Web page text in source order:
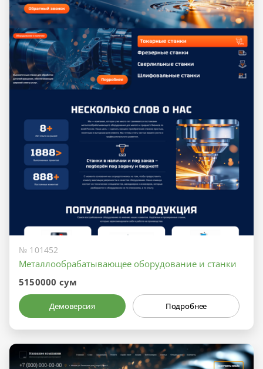
№ 101452
Металлообрабатывающее оборудование и станки
5150000 сум
Демоверсия Подробнее